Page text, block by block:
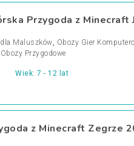
Przygoda z Minecraft
Maluszków, Obozy Gier
Obozy Przygodowe
Wiek: 7 - 12 lat
z Minecraft Zegrze